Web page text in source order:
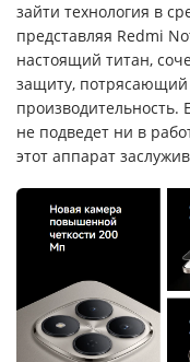
зайти технология в
представляя Redmi
настоящий титан,
защиту,
производительность.
не подведет ни в
этот аппарат